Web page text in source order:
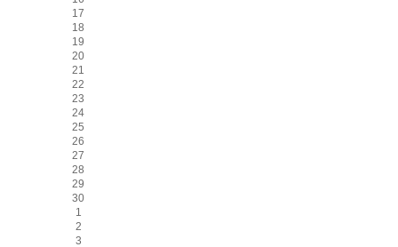
17
18
19
20
21
22
23
24
25
26
27
28
29
30
1
2
3